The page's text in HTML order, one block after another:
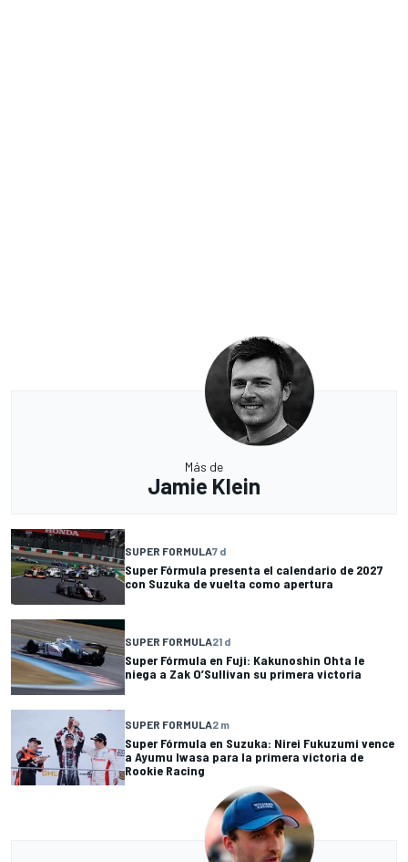
Más de
Jamie Klein
SUPER FORMULA7 d
Super Fórmula presenta el calendario de 2027
con Suzuka de vuelta como apertura
SUPER FORMULA21 d
Super Fórmula en Fuji: Kakunoshin Ohta le
niega a Zak O’Sullivan su primera victoria
SUPER FORMULA2 m
Super Fórmula en Suzuka: Nirei Fukuzumi vence
a Ayumu Iwasa para la primera victoria de
Rookie Racing